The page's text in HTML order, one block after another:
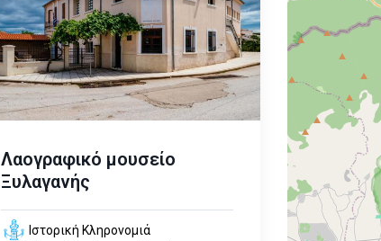
Λαογραφικό μουσείο
Ξυλαγανής
Ιστορική Κληρονομιά